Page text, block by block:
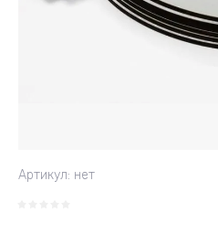
Артикул: нет